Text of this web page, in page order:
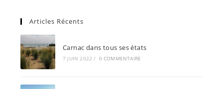
Articles Récents
Carnac dans tous ses états
7 JUIN 2022 / 0 COMMENTAIRE